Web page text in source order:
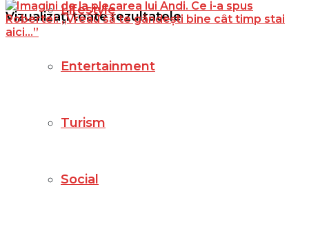
Vizualizați toate rezultatele
Lifestyle
Entertainment
Turism
Social